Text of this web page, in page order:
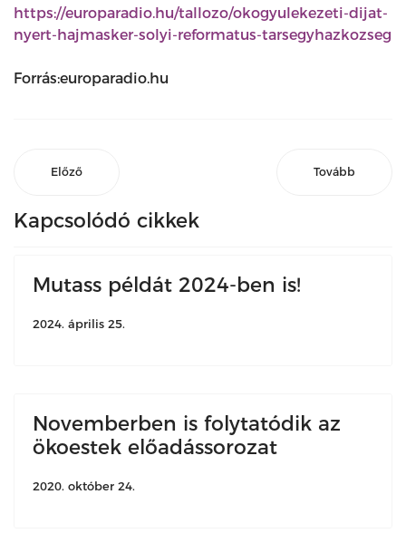
https://europaradio.hu/tallozo/okogyulekezeti-dijat-
nyert-hajmasker-solyi-reformatus-tarsegyhazkozseg
Forrás:europaradio.hu
Előző Tovább
Kapcsolódó cikkek
Mutass példát 2024-ben is!
2024. április 25.
Novemberben is folytatódik az
ökoestek előadássorozat
2020. október 24.